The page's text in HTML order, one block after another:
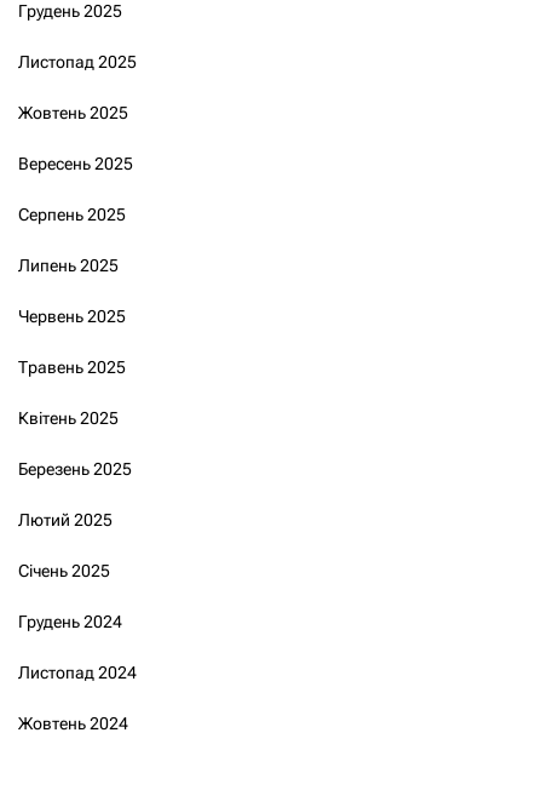
Грудень 2025
Листопад 2025
Жовтень 2025
Вересень 2025
Серпень 2025
Липень 2025
Червень 2025
Травень 2025
Квітень 2025
Березень 2025
Лютий 2025
Січень 2025
Грудень 2024
Листопад 2024
Жовтень 2024